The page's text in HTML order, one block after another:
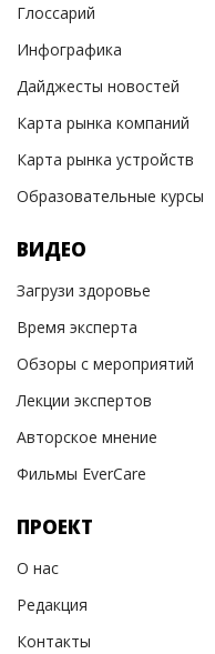
Глоссарий
Инфографика
Дайджесты новостей
Карта рынка компаний
Карта рынка устройств
Образовательные курсы
ВИДЕО
Загрузи здоровье
Время эксперта
Обзоры с мероприятий
Лекции экспертов
Авторское мнение
Фильмы EverCare
ПРОЕКТ
О нас
Редакция
Контакты